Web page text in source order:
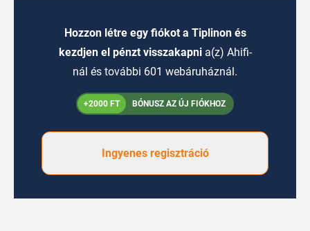
Hozzon létre egy fiókot a Tiplinon és
kezdjen el pénzt visszakapni a(z) Ahifi-
nál és további 601 webáruháznál.
+2000 FT BÓNUSZ AZ ÚJ FIÓKHOZ
Ingyenes regisztráció